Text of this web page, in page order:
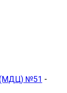
(МДЦ) №51 -